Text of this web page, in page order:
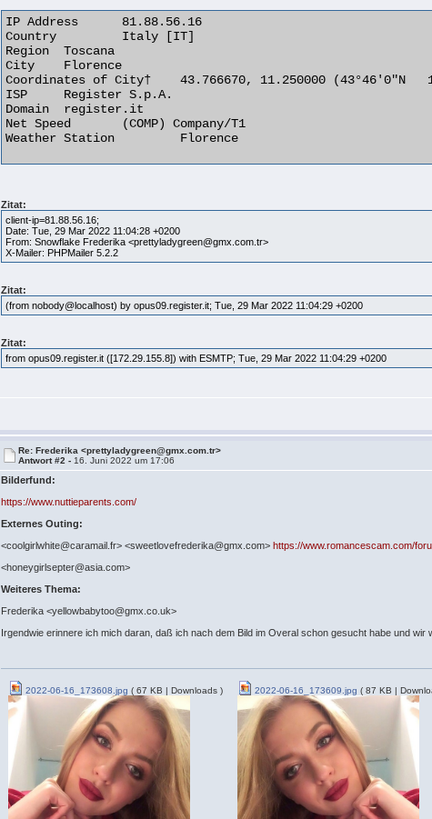
IP Address 	81.88.56.16
Country 	Italy [IT]
Region 	Toscana
City 	Florence
Coordinates of City† 	43.766670, 11.250000 (43°46'0"N   11°15'0"E)
ISP 	Register S.p.A.
Domain 	register.it
Net Speed 	(COMP) Company/T1
Weather Station 	Florence
Zitat:
client-ip=81.88.56.16;
Date: Tue, 29 Mar 2022 11:04:28 +0200
From: Snowflake Frederika <prettyladygreen@gmx.com.tr>
X-Mailer: PHPMailer 5.2.2
Zitat:
(from nobody@localhost) by opus09.register.it; Tue, 29 Mar 2022 11:04:29 +0200
Zitat:
from opus09.register.it ([172.29.155.8]) with ESMTP; Tue, 29 Mar 2022 11:04:29 +0200
Re: Frederika <prettyladygreen@gmx.com.tr>
Antwort #2 - 16. Juni 2022 um 17:06
Bilderfund:
https://www.nuttieparents.com/
Externes Outing:
<coolgirlwhite@caramail.fr> <sweetlovefrederika@gmx.com>https://www.romancescam.com/
<honeygirlsepter@asia.com>
Weiteres Thema:
Frederika <yellowbabytoo@gmx.co.uk>
Irgendwie erinnere ich mich daran, daß ich nach dem Bild im Overal schon gesucht habe und wir
2022-06-16_173608.jpg ( 67 KB | Downloads ) 2022-06-16_173609.jpg ( 87 KB |